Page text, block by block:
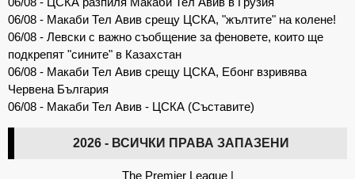
06/08 - Макаби Тел Авив срещу ЦСКА, "жълтите" на колене!
06/08 - Левски с важно съобщение за феновете, които ще
подкрепят "сините" в Казахстан
06/08 - Макаби Тел Авив срещу ЦСКА, Ебонг взривява
Червена България
06/08 - Макаби Тел Авив - ЦСКА (Съставите)
2026 - ВСИЧКИ ПРАВА ЗАПАЗЕНИ
The Premier League|